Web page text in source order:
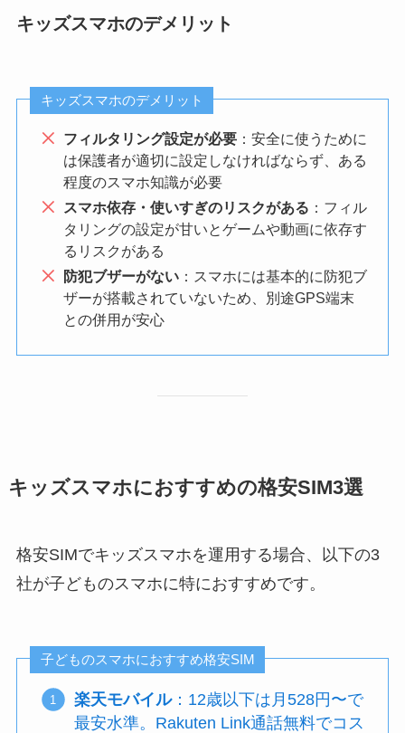
キッズスマホのデメリット
キッズスマホのデメリット
フィルタリング設定が必要：安全に使うために
は保護者が適切に設定しなければならず、ある
程度のスマホ知識が必要
スマホ依存・使いすぎのリスクがある ：フィル
タリングの設定が甘いとゲームや動画に依存す
るリスクがある
防犯ブザーがない：スマホには基本的に防犯ブ
ザーが搭載されていないため、別途GPS端末
との併用が安心
キッズスマホにおすすめの格安SIM3選
格安SIMでキッズスマホを運用する場合、以下の3
社が子どものスマホに特におすすめです。
子どものスマホにおすすめ格安SIM
楽天モバイル：12歳以下は月528円〜で
最安水準。Rakuten Link通話無料でコス